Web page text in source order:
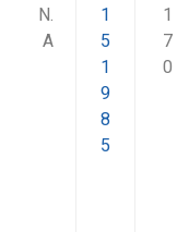
1
7
0
1
5
1
9
8
5
N.
A